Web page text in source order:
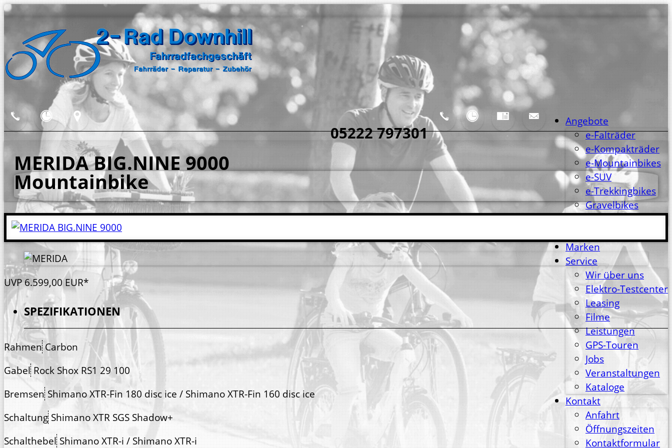
Angebote
e-Falträder
e-Kompakträder
e-Mountainbikes
e-SUV
e-Trekkingbikes
Gravelbikes
Mountainbikes
Marken
Service
Wir über uns
Elektro-Testcenter
Leasing
Filme
Leistungen
GPS-Touren
Jobs
Veranstaltungen
Kataloge
Kontakt
Anfahrt
Öffnungszeiten
Kontaktformular
05222 797301
MERIDA BIG.NINE 9000
Mountainbike
UVP6.599,00 EUR*
SPEZIFIKATIONEN
Rahmen Carbon
Gabel Rock Shox RS1 29 100
Bremsen Shimano XTR-Fin 180 disc ice / Shimano XTR-Fin 160 disc ice
Schaltung Shimano XTR SGS Shadow+
Schalthebel Shimano XTR-i / Shimano XTR-i